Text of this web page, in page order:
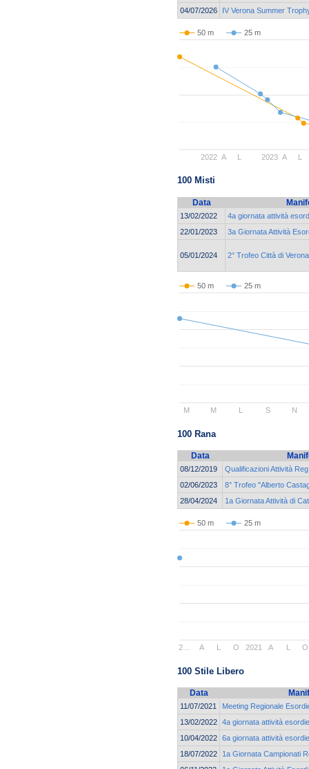
04/07/2026 IV Verona Summer
50 m 25 m
2022 2023
A L A L
100 Misti
Data
13/02/2022
4a giornata attività
22/01/2023
3a Giornata Attività
05/01/2024 2° Trofeo Città di
50 m 25 m
M M L S N
100 Rana
Data
08/12/2019
Qualificazioni Attività
02/06/2023
8° Trofeo "Alberto
28/04/2024
1a Giornata Attività di
50 m 25 m
2… 2021
A L O A L O
100 Stile Libero
Data
11/07/2021
Meeting Regionale
13/02/2022 4a giornata attività
10/04/2022 6a giornata attività
18/07/2022
1a Giornata Campionati